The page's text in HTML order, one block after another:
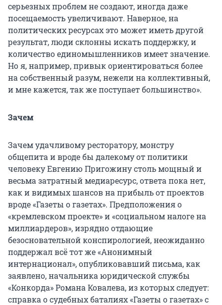
серьезных проблем не создают, иногда даже
посещаемость увеличивают. Наверное, на
политических ресурсах это может иметь другой
результат, люди склонны искать поддержку, и
количество единомышленников имеет значение.
Но я, например, привык ориентироваться более
на собственный разум, нежели на коллективный,
и мне кажется, так же поступает большинство».
Зачем
Зачем удачливому ресторатору, монстру
общепита и вроде бы далекому от политики
человеку Евгению Пригожину столь мощный и
весьма затратный медиаресурс, ответа пока нет,
как и видимых шансов на прибыль от проектов
вроде «Газеты о газетах». Предположения о
«кремлевском проекте» и «социальном налоге на
миллиардеров», изрядно отдающие
безосновательной конспирологией, неожиданно
поддержал всё тот же «Анонимный
интернационал», опубликовавший письма, как
заявлено, начальника юридической службы
«Конкорда» Романа Ковалева, из которых следует:
справка о судебных баталиях «Газеты о газетах» с